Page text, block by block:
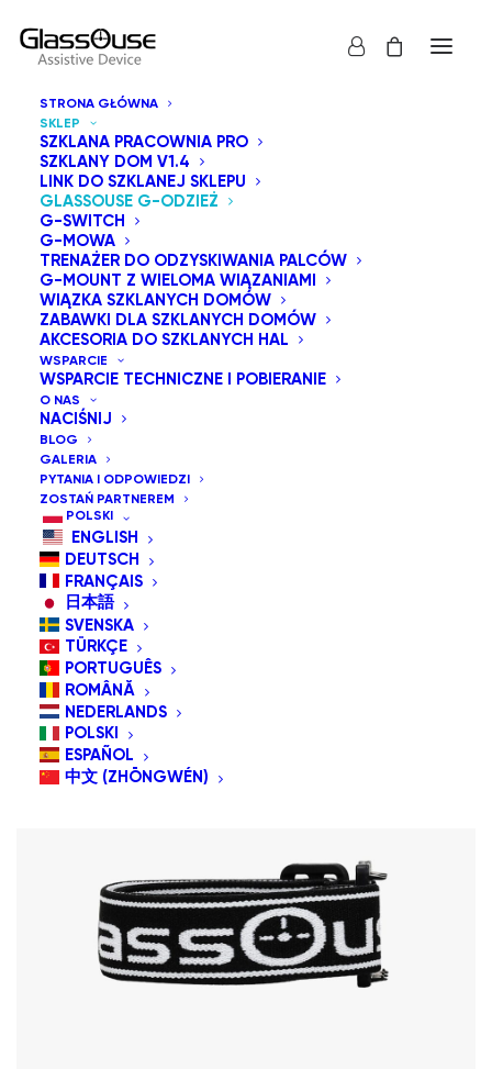
STRONA GŁÓWNA
SKLEP
SZKLANA PRACOWNIA PRO
SZKLANY DOM V1.4
LINK DO SZKLANEJ SKLEPU
GLASSOUSE G-ODZIEŻ
G-SWITCH
G-MOWA
TRENAŻER DO ODZYSKIWANIA PALCÓW
G-MOUNT Z WIELOMA WIĄZANIAMI
WIĄZKA SZKLANYCH DOMÓW
ZABAWKI DLA SZKLANYCH DOMÓW
AKCESORIA DO SZKLANYCH HAL
WSPARCIE
WSPARCIE TECHNICZNE I POBIERANIE
O NAS
NACIŚNIJ
BLOG
GALERIA
PYTANIA I ODPOWIEDZI
ZOSTAŃ PARTNEREM
POLSKI
ENGLISH
DEUTSCH
FRANÇAIS
日本語
SVENSKA
TÜRKÇE
PORTUGUÊS
ROMÂNĂ
NEDERLANDS
POLSKI
ESPAÑOL
中文 (ZHŌNGWÉN)
Seria GlassOuse G-Wear oferuje szeroki wybór
akcesoriów, które pozwalają dostosować sposób
noszenia urządzeń wspomagających GlassOuse do
własnych potrzeb. Dostępne opcje to: G-Framewear,
G-Headband, G-Cap, G-Beanie Hat, G-Strap Small
oraz G-Strap Big. Każdy zakup objęty jest 15-dniową
gwarancją zwrotu pieniędzy oraz roczną gwarancją.
Pokaż wszystko
Sortuj po cenie od najniższej
PROMOCJA!